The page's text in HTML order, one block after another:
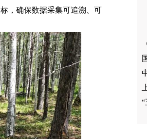
，确保数据采集可追溯、可